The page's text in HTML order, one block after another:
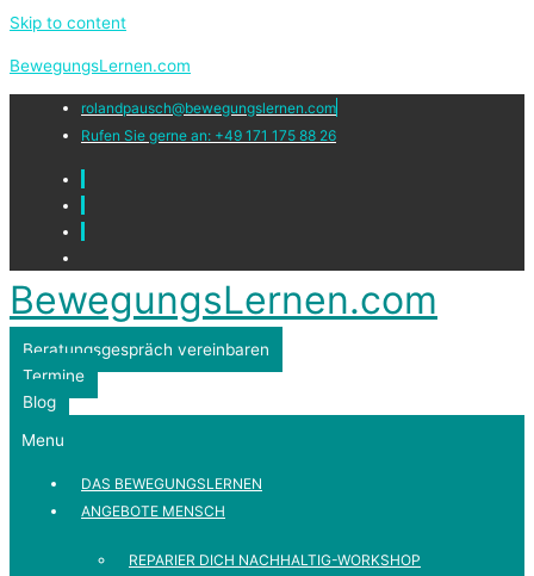
Skip to content
BewegungsLernen.com
rolandpausch@bewegungslernen.com
Rufen Sie gerne an: +49 171 175 88 26
BewegungsLernen.com
Beratungsgespräch vereinbaren
Termine
Blog
Menu
DAS BEWEGUNGSLERNEN
ANGEBOTE MENSCH
REPARIER DICH NACHHALTIG-WORKSHOP